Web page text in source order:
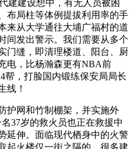
建建设想中，有无人员被困
布局柱等体例提拔利用率的手
来从大学通往大埔广福村的道
间发出警示。我们需要从多个
门缝，即清理楼道、阳台、厨
电，比杨瀚森更有NBA前
帮，打脸国内锻练保安局局长
线！
网和竹制棚架，并实施外
37岁的救火员也正在救援中
延伸。面临现代栖身中的火警
起火楼仅一街之隔的，很多建